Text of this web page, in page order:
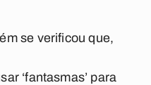
se verificou que,
‘fantasmas’ para